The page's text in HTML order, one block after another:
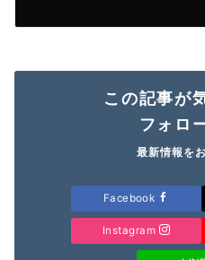
この記事が
フォロ
最新情報を
Facebook
Instagram